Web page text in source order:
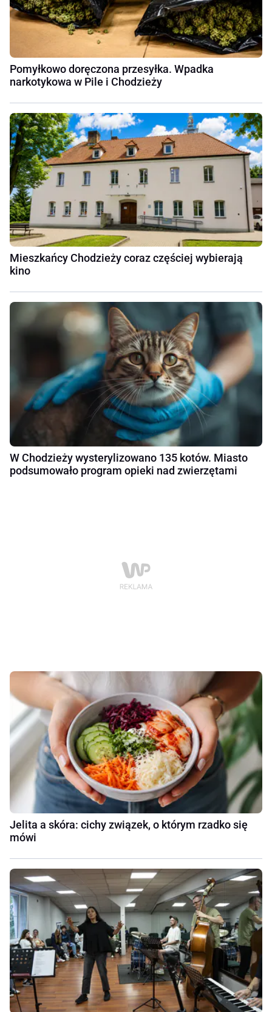
Pomyłkowo doręczona przesyłka. Wpadka
narkotykowa w Pile i Chodzieży
Mieszkańcy Chodzieży coraz częściej wybierają
kino
W Chodzieży wysterylizowano 135 kotów. Miasto
podsumowało program opieki nad zwierzętami
Jelita a skóra: cichy związek, o którym rzadko się
mówi